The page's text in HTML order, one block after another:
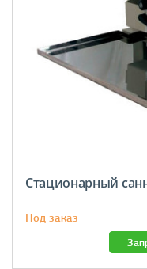
Стационарный
Под заказ